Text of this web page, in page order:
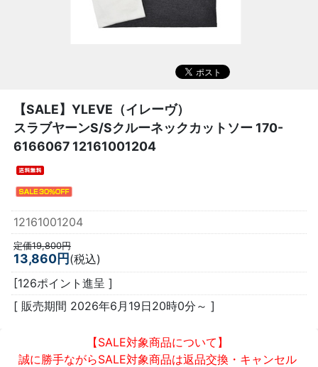
【SALE】 YLEVE（イレーヴ）
スラブヤーンS/Sクルーネックカットソー 170-
6166067 12161001204
12161001204
定価19,800円
13,860円(税込)
[126ポイント進呈 ]
[ 販売期間 2026年6月19日20時0分 ～ ]
【SALE対象商品について】
誠に勝手ながらSALE対象商品は返品交換・キャンセル